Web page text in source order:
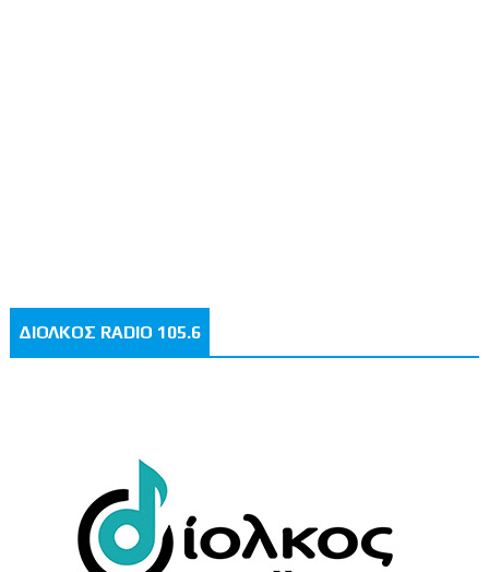
ΔΙΟΛΚΟΣ RADIO 105.6